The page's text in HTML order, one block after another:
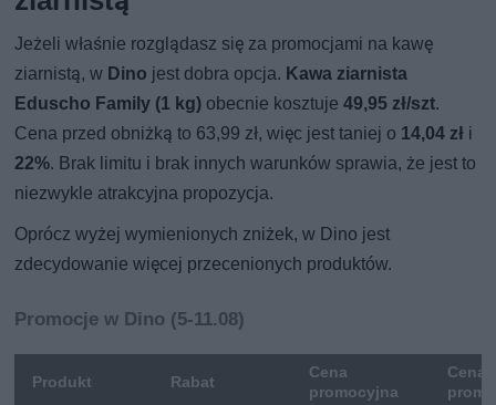
Jeżeli właśnie rozglądasz się za promocjami na kawę
ziarnistą, w Dino jest dobra opcja. Kawa ziarnista
Eduscho Family (1 kg) obecnie kosztuje49,95 zł/szt.
Cena przed obniżką to 63,99 zł, więc jest taniej o 14,04 zł i
22%. Brak limitu i brak innych warunków sprawia, że jest to
niezwykle atrakcyjna propozycja.
Oprócz wyżej wymienionych zniżek, w Dino jest
zdecydowanie więcej przecenionych produktów.
Promocje w Dino (5-11.08)
Produkt Rabat
Cena
promocyjna
Cena